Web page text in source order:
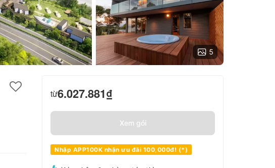
5
₫
6.027.881
từ
Xem gói
Nhập APP100K nhận ưu đãi 100,000đ! (*)